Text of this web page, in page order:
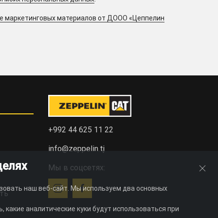
маркетинговых материалов от ДООО «Цеппелин
+992 44 625 11 22
info@zeppelin.tj
Мы в соцсетях:
наш веб-сайт. Мы используем два основных
аналитические куки будут использоваться при